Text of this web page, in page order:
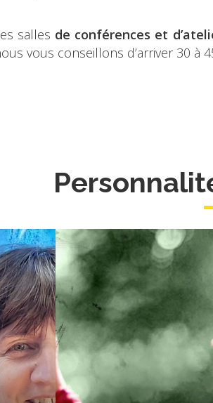
salles de conférences et
vous conseillons d’arriver 30 à